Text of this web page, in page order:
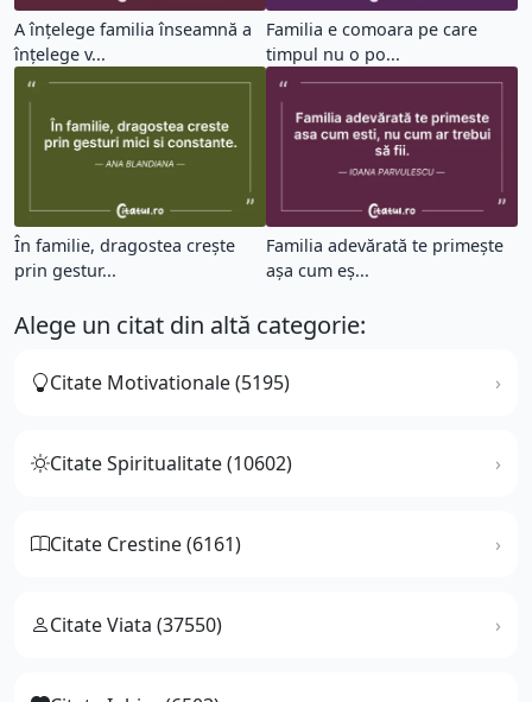
A înțelege familia înseamnă a
înțelege v...
Familia e comoara pe care
timpul nu o po...
În familie, dragostea crește
prin gestur...
Familia adevărată te primește
așa cum eș...
Alege un citat din altă categorie:
Citate Motivationale (5195)
Citate Spiritualitate (10602)
Citate Crestine (6161)
Citate Viata (37550)